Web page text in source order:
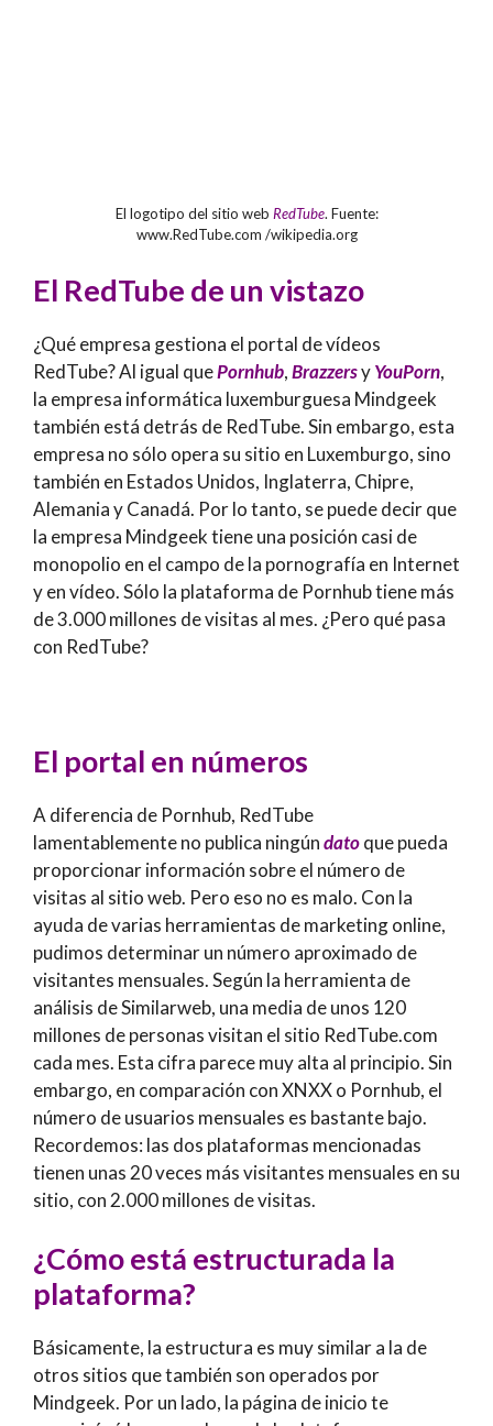
El logotipo del sitio web RedTube. Fuente:
www.RedTube.com /wikipedia.org
El RedTube de un vistazo
¿Qué empresa gestiona el portal de vídeos
RedTube? Al igual quePornhub,BrazzersyYouPorn,
la empresa informática luxemburguesa Mindgeek
también está detrás de RedTube. Sin embargo, esta
empresa no sólo opera su sitio en Luxemburgo, sino
también en Estados Unidos, Inglaterra, Chipre,
Alemania y Canadá. Por lo tanto, se puede decir que
la empresa Mindgeek tiene una posición casi de
monopolio en el campo de la pornografía en Internet
y en vídeo. Sólo la plataforma de Pornhub tiene más
de 3.000 millones de visitas al mes. ¿Pero qué pasa
con RedTube?
El portal en números
A diferencia de Pornhub, RedTube
lamentablemente no publica ningúndatoque pueda
proporcionar información sobre el número de
visitas al sitio web. Pero eso no es malo. Con la
ayuda de varias herramientas de marketing online,
pudimos determinar un número aproximado de
visitantes mensuales. Según la herramienta de
análisis de Similarweb, una media de unos 120
millones de personas visitan el sitio RedTube.com
cada mes. Esta cifra parece muy alta al principio. Sin
embargo, en comparación con XNXX o Pornhub, el
número de usuarios mensuales es bastante bajo.
Recordemos: las dos plataformas mencionadas
tienen unas 20 veces más visitantes mensuales en su
sitio, con 2.000 millones de visitas.
¿Cómo está estructurada la
plataforma?
Básicamente, la estructura es muy similar a la de
otros sitios que también son operados por
Mindgeek. Por un lado, la página de inicio te